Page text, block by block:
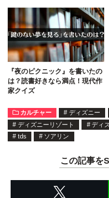
『夜のピクニック』を書いたの
は？読書好きなら満点！現代作
家クイズ
カルチャー # ディズニー
# ディズニーリゾート # ディ
# tds # ソアリン
この記事を